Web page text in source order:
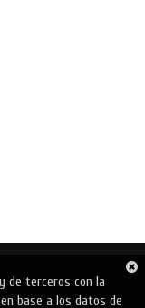
de terceros con la
base a los datos de